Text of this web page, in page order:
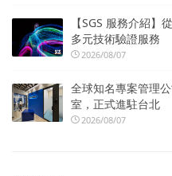
【SGS 服務介紹】
多元技術驗證服務
2026/08/07
全球知名專案管理
室，正式進駐台北
2026/08/07